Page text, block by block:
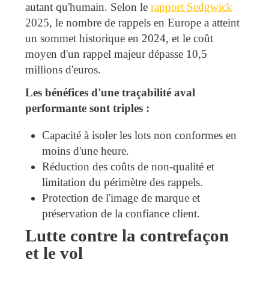
autant qu'humain. Selon le rapport Sedgwick
2025, le nombre de rappels en Europe a atteint
un sommet historique en 2024, et le coût
moyen d'un rappel majeur dépasse 10,5
millions d'euros.
Les bénéfices d'une traçabilité aval
performante sont triples :
Capacité à isoler les lots non conformes en
moins d'une heure.
Réduction des coûts de non-qualité et
limitation du périmètre des rappels.
Protection de l'image de marque et
préservation de la confiance client.
Lutte contre la contrefaçon
et le vol